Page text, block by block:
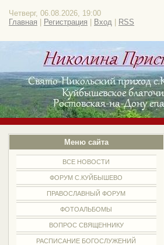
Четверг, 06.08.2026, 19:00
Главная
Регистрация Вход RSS
Меню сайта
ВСЕ НОВОСТИ
ФОРУМ С.КУЙБЫШЕВО
ПРАВОСЛАВНЫЙ ФОРУМ
ФОТОАЛЬБОМЫ
ВОПРОС СВЯЩЕННИКУ
РАСПИСАНИЕ БОГОСЛУЖЕНИЙ